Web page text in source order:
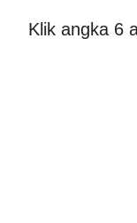
Klik angka 6